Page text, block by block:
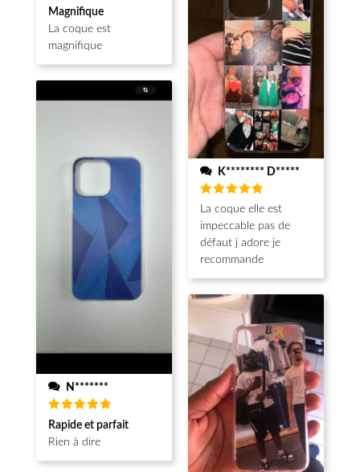
Note5
sur 5
Magnifique
La coque est
magnifique
N*******
Note5
sur 5
Rapide et parfait
Rien à dire
K******** D*****
Note5
sur 5
La coque elle est
impeccable pas de
défaut j adore je
recommande